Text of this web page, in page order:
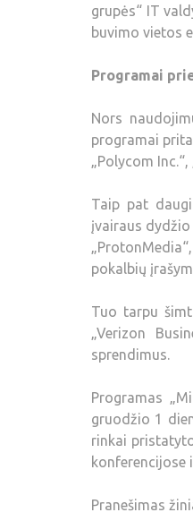
grupės“ IT
buvimo vietos
Programai
Nors
programai
„Polycom
Taip pat
įvairaus dydžio
pokalbių
Tuo tarpu
„Verizon
sprendimus.
Programas
gruodžio 1
rinkai
konferencijose
Pranešimas